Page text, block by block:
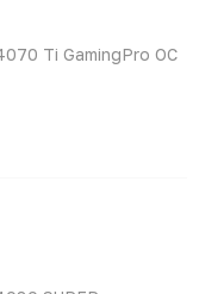
Ti GamingPro OC